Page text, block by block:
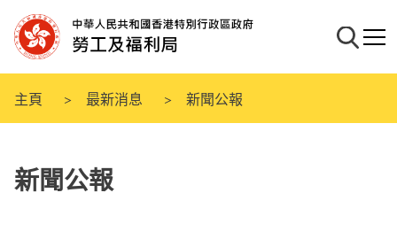
至
主
內
容
搜尋流動
主頁 最新消息 新聞公報
新聞公報